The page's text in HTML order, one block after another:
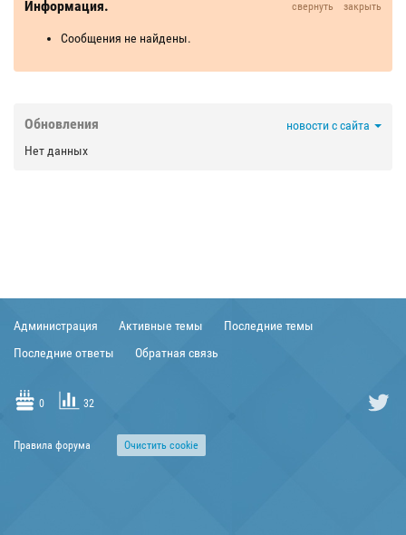
Информация. свернуть закрыть
Сообщения не найдены.
Обновления
новости с сайта
Нет данных
Администрация Активные темы
Последние темы
Последние ответы
Обратная связь
0 32
Правила форума Очиcтить cookie